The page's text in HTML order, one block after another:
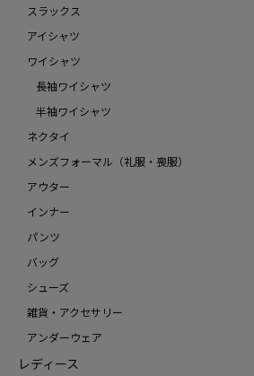
スラックス
アイシャツ
ワイシャツ
長袖ワイシャツ
半袖ワイシャツ
ネクタイ
メンズフォーマル（礼服・喪服）
アウター
インナー
パンツ
バッグ
シューズ
雑貨・アクセサリー
アンダーウェア
レディース